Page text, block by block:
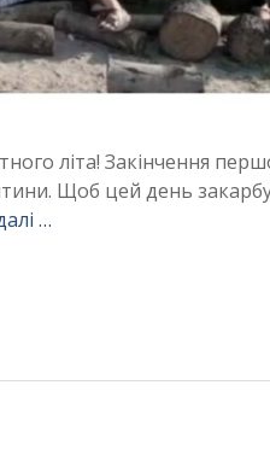
літа! Закінчення
Щоб цей день
…